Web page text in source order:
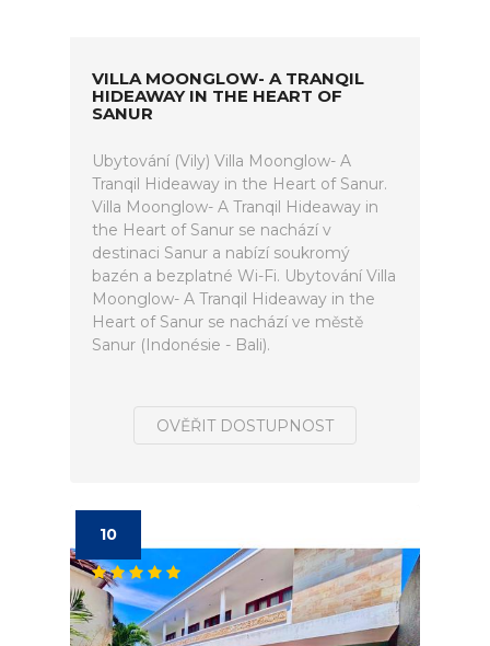
VILLA MOONGLOW- A TRANQIL
HIDEAWAY IN THE HEART OF
SANUR
Ubytování (Vily) Villa Moonglow- A
Tranqil Hideaway in the Heart of Sanur.
Villa Moonglow- A Tranqil Hideaway in
the Heart of Sanur se nachází v
destinaci Sanur a nabízí soukromý
bazén a bezplatné Wi-Fi. Ubytování Villa
Moonglow- A Tranqil Hideaway in the
Heart of Sanur se nachází ve městě
Sanur (Indonésie - Bali).
OVĚŘIT DOSTUPNOST
10